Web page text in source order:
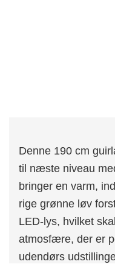
Denne 190 cm
til næste niveau
bringer en varm,
rige grønne løv
LED-lys, hvilket
atmosfære, der er
udendørs